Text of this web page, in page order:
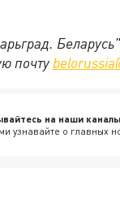
почту
на наши каналы
узнавайте о главных